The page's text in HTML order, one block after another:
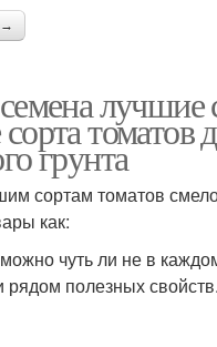
→
лучшие
томатов
грунта
сортам томатов
как:
чуть ли не в
рядом полезных свойств.